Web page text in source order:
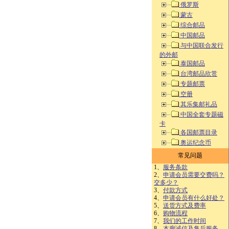
俄罗斯
蒙古
综合邮品
中国邮品
与中国联合发行
的外邮
泰国邮品
台湾邮品欣赏
专题邮票
空册
其乐集邮礼品
中国全套专题磁
卡
各国邮票目录
奥运纪念币
常见问题
1、 服务条款
2、 申请会员需要交费吗？
交多少？
3、 付款方式
4、 申请会员有什么好处？
5、 送货方式及费率
6、 购物流程
7、 我们的工作时间